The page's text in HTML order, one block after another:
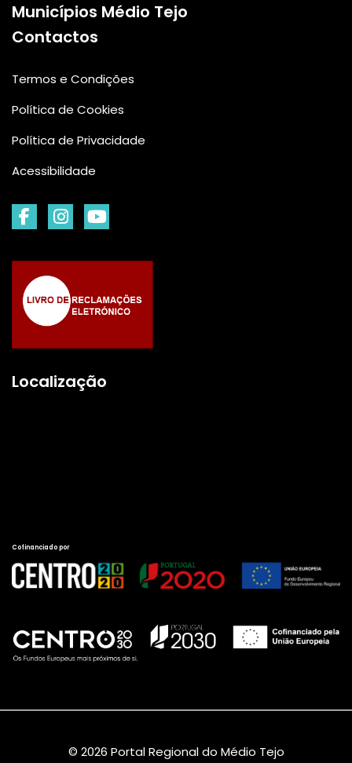
Municípios Médio Tejo
Contactos
Termos e Condições
Política de Cookies
Política de Privacidade
Acessibilidade
Localização
Cofinanciado por
© 2026 Portal Regional do Médio Tejo